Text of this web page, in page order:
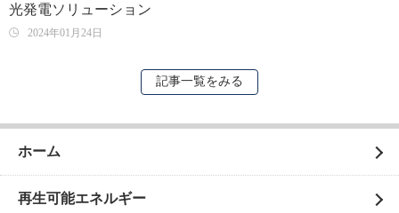
光発電ソリューション
2024年01月24日
記事一覧をみる
ホーム
再生可能エネルギー